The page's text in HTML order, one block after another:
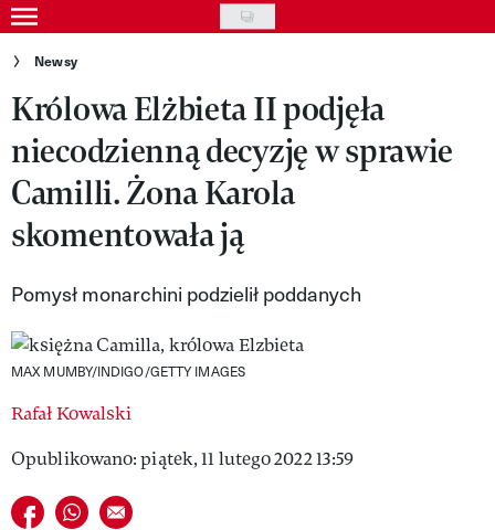
Skip
to
content
Gwiazdy
Ludzie
Moda
Uroda
Styl życia
Kultura
Wideo
Nasze akcje
VIVA!MODA
VIVA!LIFESTYLE
Newsy
Królowa Elżbieta II podjęła
niecodzienną decyzję w sprawie
Camilli. Żona Karola
skomentowała ją
Pomysł monarchini podzielił poddanych
MAX MUMBY/INDIGO/GETTY IMAGES
Rafał Kowalski
Opublikowano: piątek, 11 lutego 2022 13:59
Udostępnij na facebook
Udostępnij na whatsapp
E-mail do przyjaciela